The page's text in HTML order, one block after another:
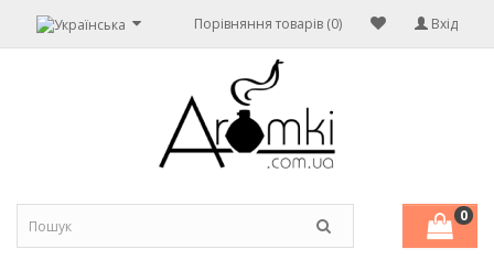
Вхід
Порівняння товарів (0)
0